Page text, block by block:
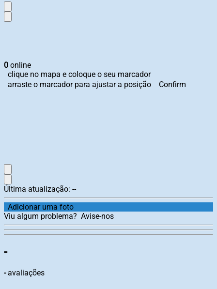
0 online
clique no mapa e coloque o seu marcador
arraste o marcador para ajustar a posição
Confirm
Última atualização: --
Adicionar uma foto
Viu algum problema? Avise-nos
-
-avaliações